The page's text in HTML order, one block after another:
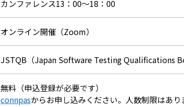
カンファレンス13：00～18：00
オンライン開催（Zoom）
JSTQB（Japan Software Testing Qualifications
無料（申込登録が必要です）
connpasからお申し込みください。人数制限はあり